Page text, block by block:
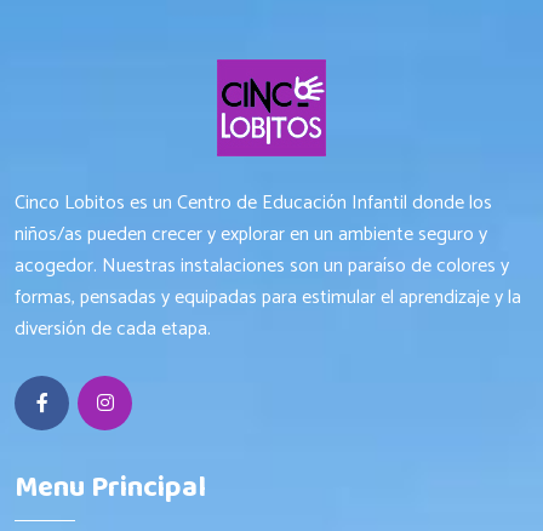
Cinco Lobitos es un Centro de Educación Infantil donde los
niños/as pueden crecer y explorar en un ambiente seguro y
acogedor. Nuestras instalaciones son un paraíso de colores y
formas, pensadas y equipadas para estimular el aprendizaje y la
diversión de cada etapa.
Menu Principal